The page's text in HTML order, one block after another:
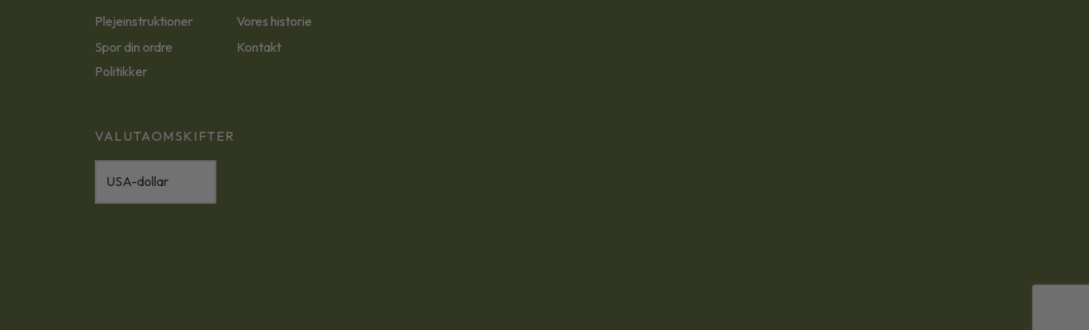
Plejeinstruktioner
Spor din ordre
Politikker
Vores historie
Kontakt
VALUTAOMSKIFTER